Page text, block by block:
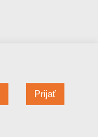
Prijať